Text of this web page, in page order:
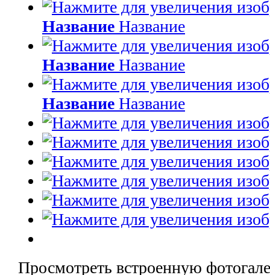
Название Название
Название Название
Название Название
Просмотреть встроенную